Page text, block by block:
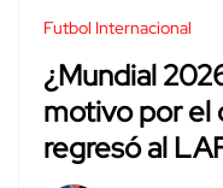
Futbol Internacional
¿Mundial
motivo por el
regresó al